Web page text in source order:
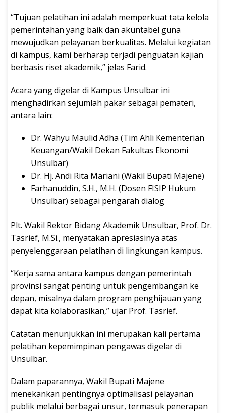
“Tujuan pelatihan ini adalah memperkuat tata kelola
pemerintahan yang baik dan akuntabel guna
mewujudkan pelayanan berkualitas. Melalui kegiatan
di kampus, kami berharap terjadi penguatan kajian
berbasis riset akademik,” jelas Farid.
Acara yang digelar di Kampus Unsulbar ini
menghadirkan sejumlah pakar sebagai pemateri,
antara lain:
Dr. Wahyu Maulid Adha (Tim Ahli Kementerian
Keuangan/Wakil Dekan Fakultas Ekonomi
Unsulbar)
Dr. Hj. Andi Rita Mariani (Wakil Bupati Majene)
Farhanuddin, S.H., M.H. (Dosen FISIP Hukum
Unsulbar) sebagai pengarah dialog
Plt. Wakil Rektor Bidang Akademik Unsulbar, Prof. Dr.
Tasrief, M.Si., menyatakan apresiasinya atas
penyelenggaraan pelatihan di lingkungan kampus.
“Kerja sama antara kampus dengan pemerintah
provinsi sangat penting untuk pengembangan ke
depan, misalnya dalam program penghijauan yang
dapat kita kolaborasikan,” ujar Prof. Tasrief.
Catatan menunjukkan ini merupakan kali pertama
pelatihan kepemimpinan pengawas digelar di
Unsulbar.
Dalam paparannya, Wakil Bupati Majene
menekankan pentingnya optimalisasi pelayanan
publik melalui berbagai unsur, termasuk penerapan